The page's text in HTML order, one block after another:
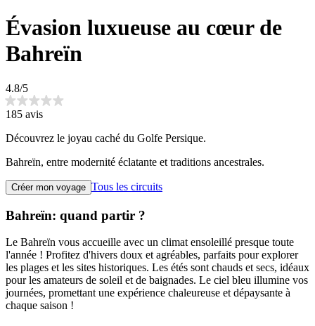
Évasion luxueuse au cœur de
Bahreïn
4.8/5
185 avis
Découvrez le joyau caché du Golfe Persique.
Bahreïn, entre modernité éclatante et traditions ancestrales.
Créer mon voyage Tous les circuits
Bahreïn: quand partir ?
Le Bahreïn vous accueille avec un climat ensoleillé presque toute
l'année ! Profitez d'hivers doux et agréables, parfaits pour explorer
les plages et les sites historiques. Les étés sont chauds et secs, idéaux
pour les amateurs de soleil et de baignades. Le ciel bleu illumine vos
journées, promettant une expérience chaleureuse et dépaysante à
chaque saison !